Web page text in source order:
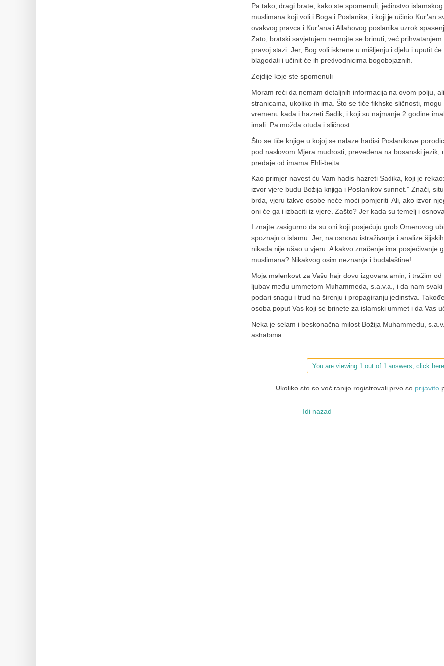
Pa tako, dragi brate, kako ste spomenuli, jedinstvo
muslimana koji voli i Boga i Poslanika, i koji je učinio Kur’an
ovakvog pravca i Kur’ana i Allahovog poslanika uzrok
Zato, bratski savjetujem nemojte se brinuti, već
pravoj stazi. Jer, Bog voli iskrene u mišljenju i djelu i uputit
blagodati i učinit će ih predvodnicima bogobojaznih.
Zejdije koje ste spomenuli
Moram reći da nemam detaljnih informacija na ovom polju,
stranicama, ukoliko ih ima. Što se tiče fikhske sličnosti,
vremenu kada i hazreti Sadik, i koji su najmanje 2 godine
imali. Pa možda otuda i sličnost.
Što se tiče knjige u kojoj se nalaze hadisi Poslanikove
pod naslovom Mjera mudrosti, prevedena na bosanski jezik,
predaje od imama Ehli-bejta.
Kao primjer navest ću Vam hadis hazreti Sadika, koji je
izvor vjere budu Božija knjiga i Poslanikov sunnet.” Znači,
brda, vjeru takve osobe neće moći pomjeriti. Ali, ako izvor
oni će ga i izbaciti iz vjere. Zašto? Jer kada su temelj i
I znajte zasigurno da su oni koji posjećuju grob Omerovog
spoznaju o islamu. Jer, na osnovu istraživanja i analize
nikada nije ušao u vjeru. A kakvo značenje ima posjećivanje
muslimana? Nikakvog osim neznanja i budalaštine!
Moja malenkost za Vašu hajr dovu izgovara amin, i tražim
ljubav među ummetom Muhammeda, s.a.v.a., i da nam
podari snagu i trud na širenju i propagiranju jedinstva.
osoba poput Vas koji se brinete za islamski ummet i da Vas
Neka je selam i beskonačna milost Božija Muhammedu,
ashabima.
You are viewing 1 out of 1 answers, click
Ukoliko ste se već ranije registrovali prvo se prijavite
Idi nazad